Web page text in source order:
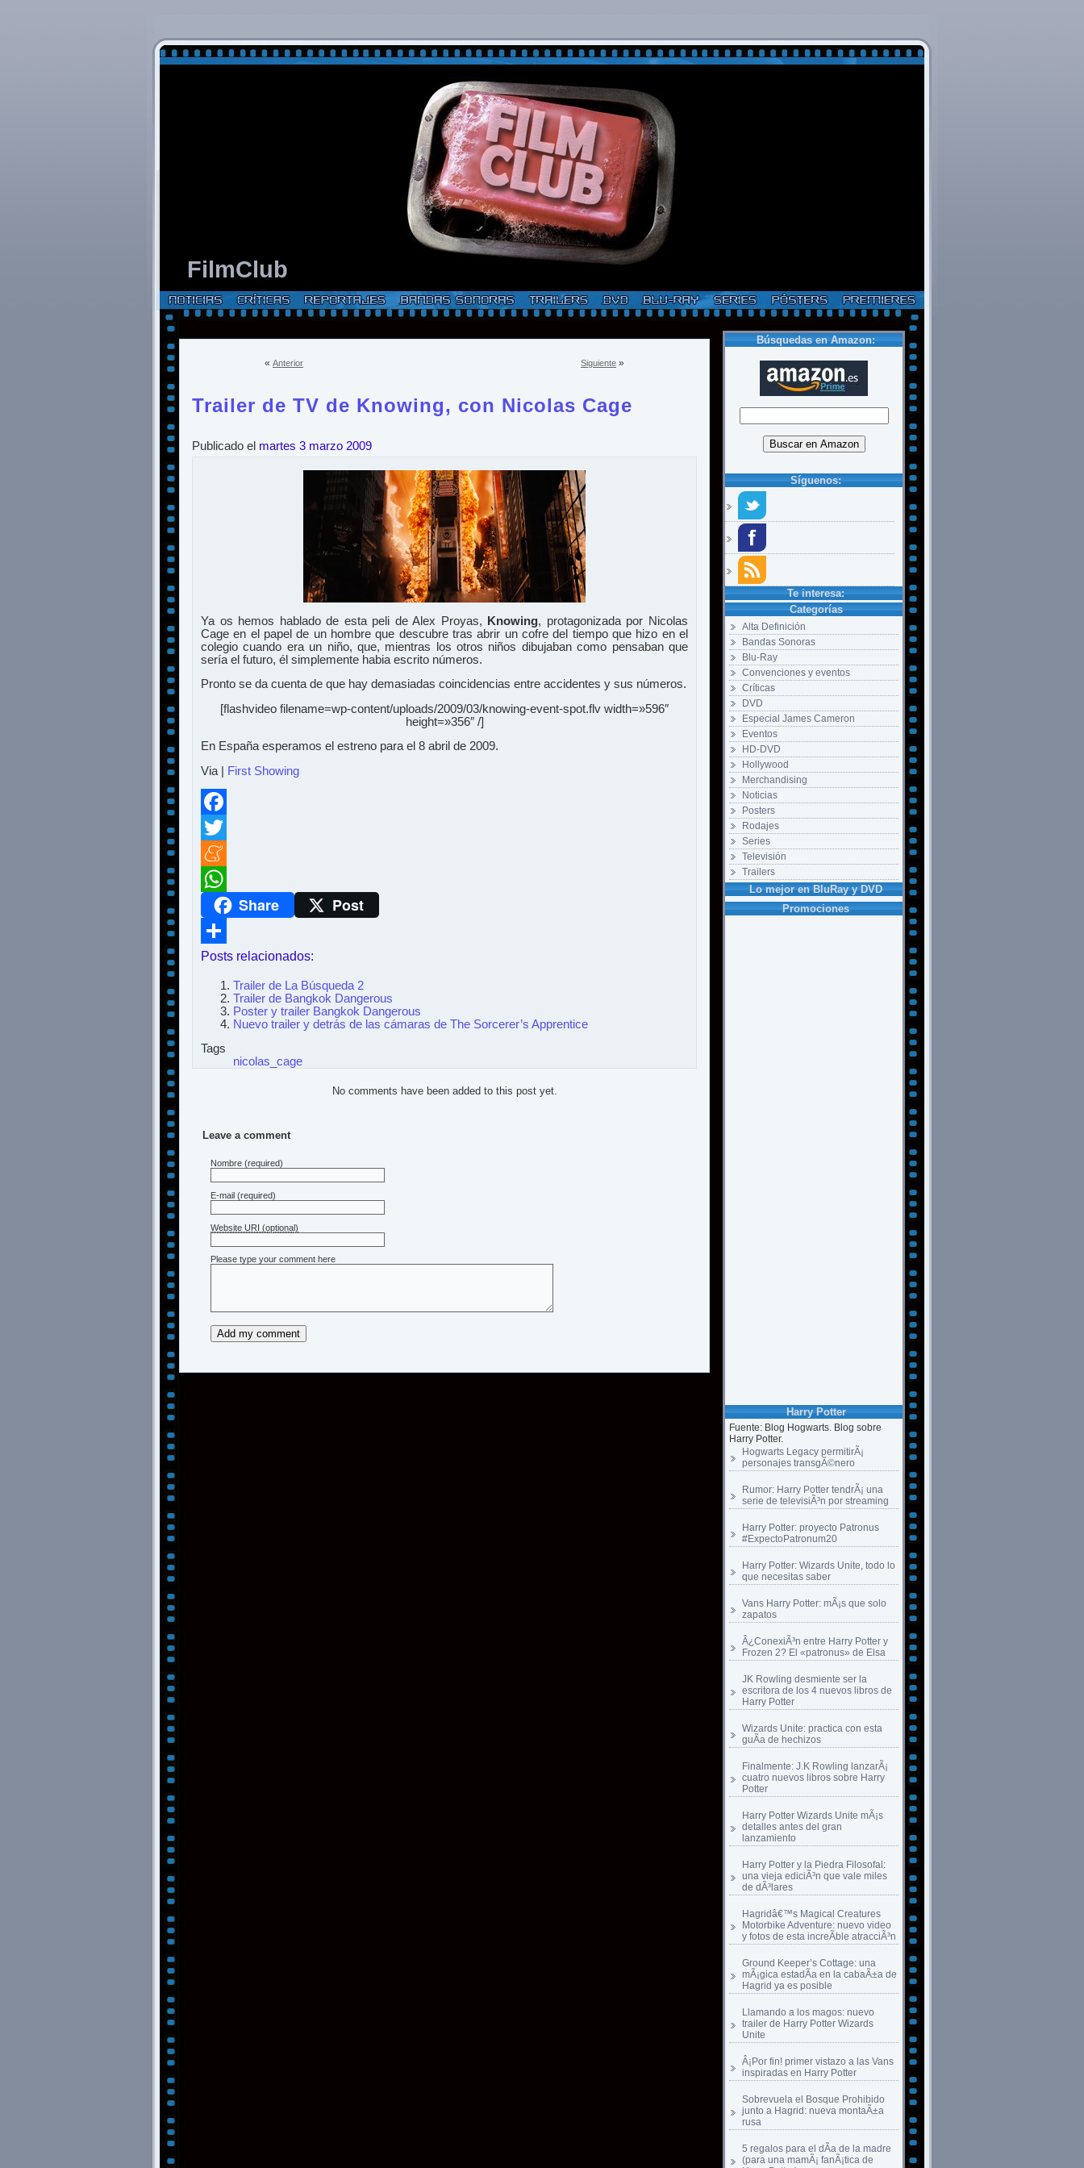
FilmClub
Búsquedas en Amazon:
Síguenos:
Te interesa:
Categorías
Alta Definición
Bandas Sonoras
Blu-Ray
Convenciones y eventos
Críticas
DVD
Especial James Cameron
Eventos
HD-DVD
Hollywood
Merchandising
Noticias
Posters
Rodajes
Series
Televisión
Trailers
Lo mejor en BluRay y DVD
Promociones
Harry Potter
Fuente: Blog Hogwarts. Blog sobre
Harry Potter.
Hogwarts Legacy permitirÃ¡
personajes transgÃ©nero
Rumor: Harry Potter tendrÃ¡ una
serie de televisiÃ³n por streaming
Harry Potter: proyecto Patronus
#ExpectoPatronum20
Harry Potter: Wizards Unite, todo lo
que necesitas saber
Vans Harry Potter: mÃ¡s que solo
zapatos
Â¿ConexiÃ³n entre Harry Potter y
Frozen 2? El «patronus» de Elsa
JK Rowling desmiente ser la
escritora de los 4 nuevos libros de
Harry Potter
Wizards Unite: practica con esta
guÃ­a de hechizos
Finalmente: J.K Rowling lanzarÃ¡
cuatro nuevos libros sobre Harry
Potter
Harry Potter Wizards Unite mÃ¡s
detalles antes del gran
lanzamiento
Harry Potter y la Piedra Filosofal:
una vieja ediciÃ³n que vale miles
de dÃ³lares
Hagridâ€™s Magical Creatures
Motorbike Adventure: nuevo video
y fotos de esta increÃ­ble atracciÃ³n
Ground Keeper’s Cottage: una
mÃ¡gica estadÃ­a en la cabaÃ±a de
Hagrid ya es posible
Llamando a los magos: nuevo
trailer de Harry Potter Wizards
Unite
Â¡Por fin! primer vistazo a las Vans
inspiradas en Harry Potter
Sobrevuela el Bosque Prohibido
junto a Hagrid: nueva montaÃ±a
rusa
5 regalos para el dÃ­a de la madre
(para una mamÃ¡ fanÃ¡tica de
Siguiente »
« Anterior
Trailer de TV de Knowing, con Nicolas Cage
Publicado el martes 3 marzo 2009
Ya os hemos hablado de esta peli de Alex Proyas, Knowing, protagonizada por Nicolas
Cage en el papel de un hombre que descubre tras abrir un cofre del tiempo que hizo en el
colegio cuando era un niño, que, mientras los otros niños dibujaban como pensaban que
sería el futuro, él simplemente habia escrito números.
Pronto se da cuenta de que hay demasiadas coincidencias entre accidentes y sus números.
[flashvideo filename=wp-content/uploads/2009/03/knowing-event-spot.flv width=»596″
height=»356″ /]
En España esperamos el estreno para el 8 abril de 2009.
Via |
First Showing
Facebook
Twitter
Meneame
WhatsAppShare Post
Compartir
Posts relacionados:
Trailer de La Búsqueda 2
Trailer de Bangkok Dangerous
Poster y trailer Bangkok Dangerous
Nuevo trailer y detrás de las cámaras de The Sorcerer’s Apprentice
Tags
nicolas_cage
No comments have been added to this post yet.
Leave a comment
Nombre (required)
E-mail (required)
Website URI (optional)
Please type your comment here